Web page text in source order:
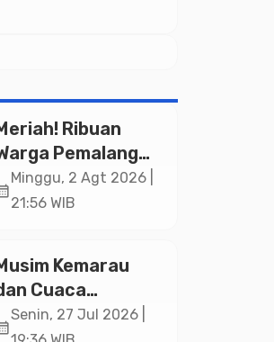
Ribuan
Pemalang
Padati Kirab
Kamir
Minggu, 2 Agt 2026 |
21:56 WIB
Kemarau
Cuaca
Ekstrem, Wakil
Senin, 27 Jul 2026 |